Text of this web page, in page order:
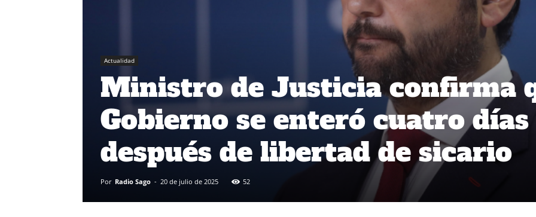
Actualidad
Ministro de Justicia confirma
Gobierno se enteró cuatro días
después de libertad de sicario
Por Radio Sago - 20 de julio de 2025 52